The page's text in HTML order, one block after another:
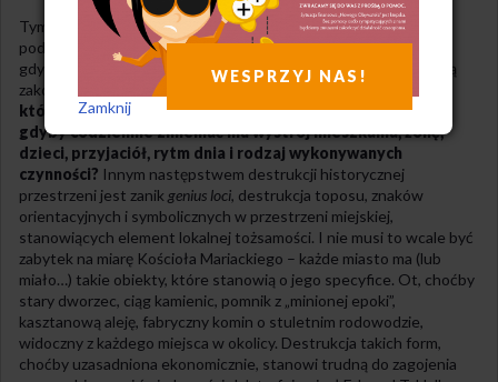
Tymczasem elementarna znajomość ludzkiej psychologii
podpowiada, że zmiany nie mogą być zbyt częste i gwałtowne,
gdyż niszczą poczucie mentalnej bliskości, zrozumienia, zamazują
zakodowany obraz. Jak czułby się architekt czy planista,
który lekką ręką przekształca całe połacie miast,
gdyby codziennie zmieniać mu wystrój mieszkania, żonę,
dzieci, przyjaciół, rytm dnia i rodzaj wykonywanych
czynności? Innym następstwem destrukcji historycznej
przestrzeni jest zanik genius loci, destrukcja toposu, znaków
orientacyjnych i symbolicznych w przestrzeni miejskiej,
stanowiących element lokalnej tożsamości. I nie musi to wcale być
zabytek na miarę Kościoła Mariackiego – każde miasto ma (lub
miało…) takie obiekty, które stanowią o jego specyfice. Ot, choćby
stary dworzec, ciąg kamienic, pomnik z „minionej epoki”,
kasztanową aleję, fabryczny komin o stuletnim rodowodzie,
widoczny z każdego miejsca w okolicy. Destrukcja takich form,
choćby uzasadniona ekonomicznie, stanowi trudną do zagojenia
WESPRZYJ NAS!
Zamknij